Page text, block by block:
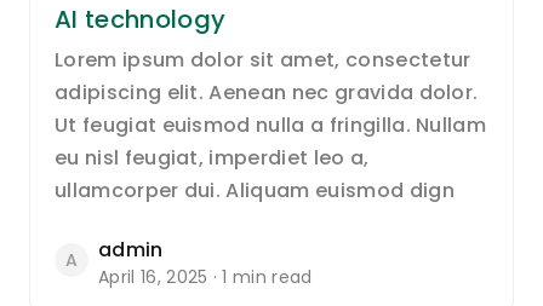
AI technology
Lorem ipsum dolor sit amet, consectetur
adipiscing elit. Aenean nec gravida dolor.
Ut feugiat euismod nulla a fringilla. Nullam
eu nisl feugiat, imperdiet leo a,
ullamcorper dui. Aliquam euismod dign
A admin
April 16, 2025 · 1 min read